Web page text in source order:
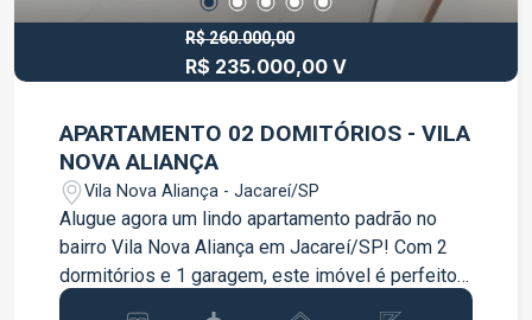
R$ 260.000,00
R$ 235.000,00 V
APARTAMENTO 02 DOMITÓRIOS - VILA
NOVA ALIANÇA
Vila Nova Aliança - Jacareí/SP
Alugue agora um lindo apartamento padrão no
bairro Vila Nova Aliança em Jacareí/SP! Com 2
dormitórios e 1 garagem, este imóvel é perfeito
para quem busca conforto e praticidade. Com